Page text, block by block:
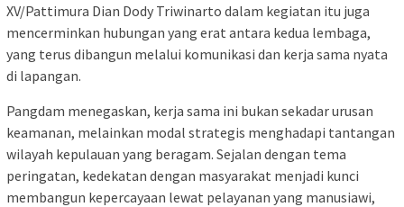
XV/Pattimura Dian Dody Triwinarto dalam kegiatan itu juga
mencerminkan hubungan yang erat antara kedua lembaga,
yang terus dibangun melalui komunikasi dan kerja sama nyata
di lapangan.
Pangdam menegaskan, kerja sama ini bukan sekadar urusan
keamanan, melainkan modal strategis menghadapi tantangan
wilayah kepulauan yang beragam. Sejalan dengan tema
peringatan, kedekatan dengan masyarakat menjadi kunci
membangun kepercayaan lewat pelayanan yang manusiawi,